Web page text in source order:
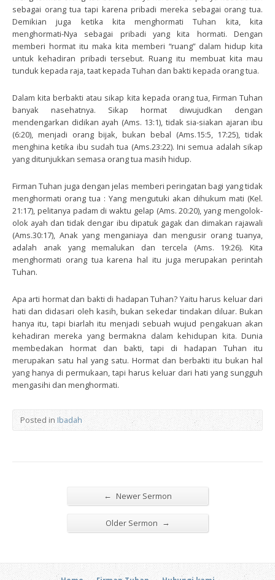
sebagai orang tua tapi karena pribadi mereka sebagai orang tua.
Demikian juga ketika kita menghormati Tuhan kita, kita
menghormati-Nya sebagai pribadi yang kita hormati. Dengan
memberi hormat itu maka kita memberi “ruang” dalam hidup kita
untuk kehadiran pribadi tersebut. Ruang itu membuat kita mau
tunduk kepada raja, taat kepada Tuhan dan bakti kepada orang tua.
Dalam kita berbakti atau sikap kita kepada orang tua, Firman Tuhan
banyak nasehatnya. Sikap hormat diwujudkan dengan
mendengarkan didikan ayah (Ams. 13:1), tidak sia-siakan ajaran ibu
(6:20), menjadi orang bijak, bukan bebal (Ams.15:5, 17:25), tidak
menghina ketika ibu sudah tua (Ams.23:22). Ini semua adalah sikap
yang ditunjukkan semasa orang tua masih hidup.
Firman Tuhan juga dengan jelas memberi peringatan bagi yang tidak
menghormati orang tua : Yang mengutuki akan dihukum mati (Kel.
21:17), pelitanya padam di waktu gelap (Ams. 20:20), yang mengolok-
olok ayah dan tidak dengar ibu dipatuk gagak dan dimakan rajawali
(Ams.30:17), Anak yang menganiaya dan mengusir orang tuanya,
adalah anak yang memalukan dan tercela (Ams. 19:26). Kita
menghormati orang tua karena hal itu juga merupakan perintah
Tuhan.
Apa arti hormat dan bakti di hadapan Tuhan? Yaitu harus keluar dari
hati dan didasari oleh kasih, bukan sekedar tindakan diluar. Bukan
hanya itu, tapi biarlah itu menjadi sebuah wujud pengakuan akan
kehadiran mereka yang bermakna dalam kehidupan kita. Dunia
membedakan hormat dan bakti, tapi di hadapan Tuhan itu
merupakan satu hal yang satu. Hormat dan berbakti itu bukan hal
yang hanya di permukaan, tapi harus keluar dari hati yang sungguh
mengasihi dan menghormati.
Posted in Ibadah
← Newer Sermon
Older Sermon →